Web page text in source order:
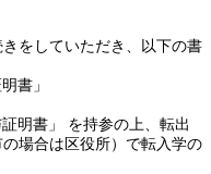
をしていただき、以下の書
書」
書」 を持参の上、転出
場合は区役所）で転入学の